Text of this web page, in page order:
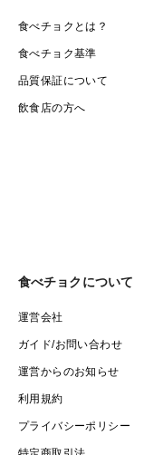
食べチョクとは？
食べチョク基準
品質保証について
飲食店の方へ
食べチョクについて
運営会社
ガイド/お問い合わせ
運営からのお知らせ
利用規約
プライバシーポリシー